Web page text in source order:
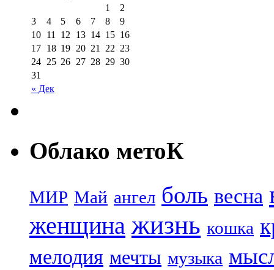
« Дек
1
2
3
4 5 6 7 8
9
10 11 12 13 14 15 16
17 18 19 20 21 22 23
24 25 26 27 28 29 30
31
Облако метоК
МИР Май ангел боль весна
женщина жизнь кошка
мелодия мечты музыка